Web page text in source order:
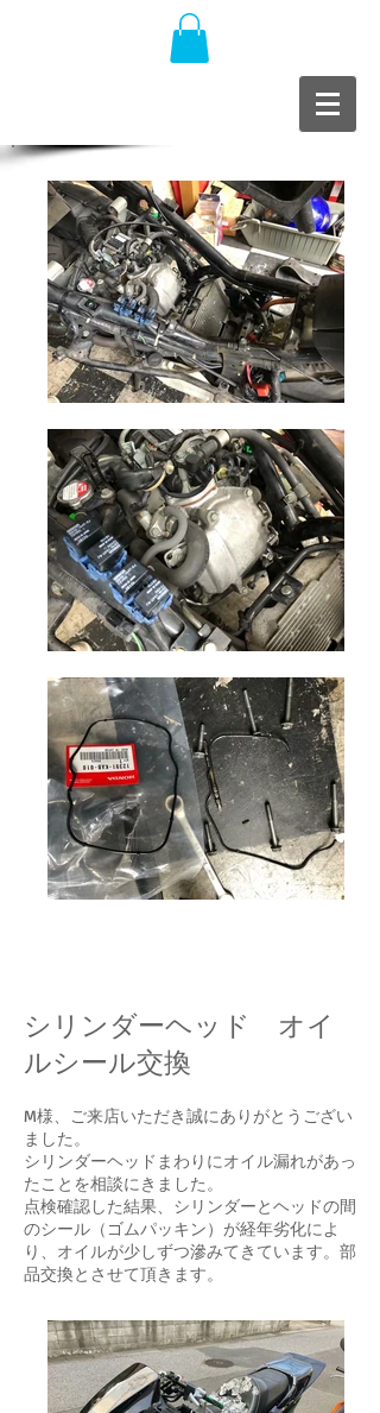
シリンダーヘッド オイ
ルシール交換
M様、ご来店いただき誠にありがとうござい
ました。
シリンダーヘッドまわりにオイル漏れがあっ
たことを相談にきました。
点検確認した結果、シリンダーとヘッドの間
のシール（ゴムパッキン）が経年劣化によ
り、オイルが少しずつ滲みてきています。部
品交換とさせて頂きます。